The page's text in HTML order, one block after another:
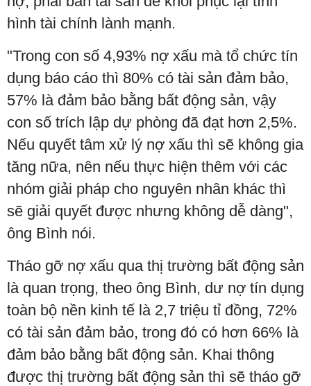
hình tài chính lành mạnh.
"Trong con số 4,93% nợ xấu mà tổ chức tín
dụng báo cáo thì 80% có tài sản đảm bảo,
57% là đảm bảo bằng bất động sản, vậy
con số trích lập dự phòng đã đạt hơn 2,5%.
Nếu quyết tâm xử lý nợ xấu thì sẽ không gia
tăng nữa, nên nếu thực hiện thêm với các
nhóm giải pháp cho nguyên nhân khác thì
sẽ giải quyết được nhưng không dễ dàng",
ông Bình nói.
Tháo gỡ nợ xấu qua thị trường bất động sản
là quan trọng, theo ông Bình, dư nợ tín dụng
toàn bộ nền kinh tế là 2,7 triệu tỉ đồng, 72%
có tài sản đảm bảo, trong đó có hơn 66% là
đảm bảo bằng bất động sản. Khai thông
được thị trường bất động sản thì sẽ tháo gỡ